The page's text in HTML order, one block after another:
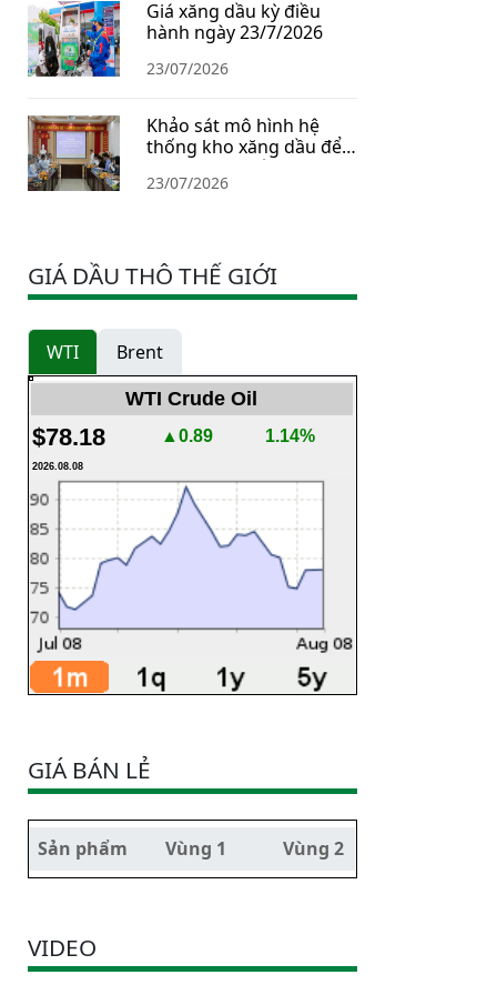
Giá xăng dầu kỳ điều
hành ngày 23/7/2026
23/07/2026
Khảo sát mô hình hệ
thống kho xăng dầu để
xây dựng Chiến lược dự
trữ năng lượng quốc gia
23/07/2026
GIÁ DẦU THÔ THẾ GIỚI
WTI Brent
WTI Crude Oil
$78.18 ▲0.89 1.14%
2026.08.08
GIÁ BÁN LẺ
Sản phẩm Vùng 1 Vùng 2
VIDEO